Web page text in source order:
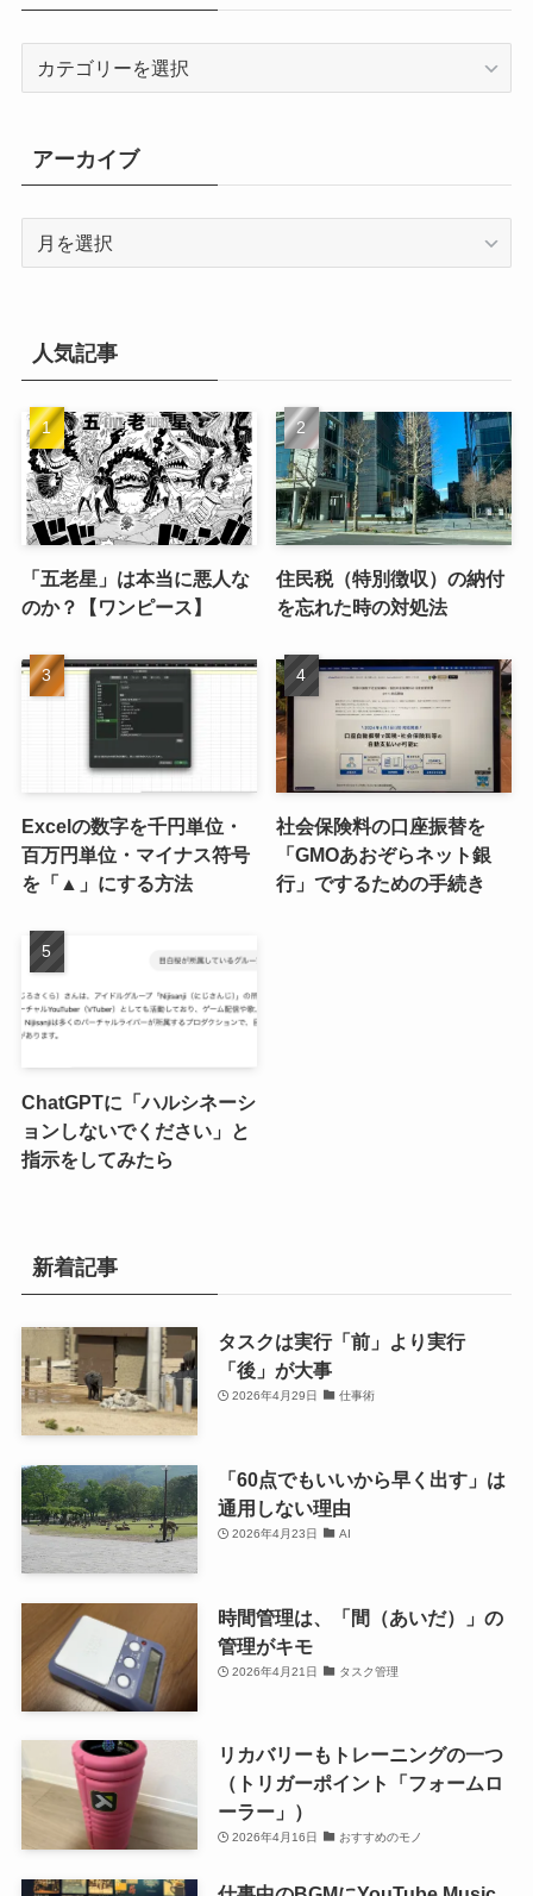
ー
アーカイブ
人気記事
「五老星」は本当に悪人な
のか？【ワンピース】
住民税（特別徴収）の納付
を忘れた時の対処法
Excelの数字を千円単位・
百万円単位・マイナス符号
を「▲」にする方法
社会保険料の口座振替を
「GMOあおぞらネット銀
行」でするための手続き
ChatGPTに「ハルシネーシ
ョンしないでください」と
指示をしてみたら
新着記事
タスクは実行「前」より実行
「後」が大事
2026年4月29日 仕事術
「60点でもいいから早く出す」は
通用しない理由
2026年4月23日 AI
時間管理は、「間（あいだ）」の
管理がキモ
2026年4月21日 タスク管理
リカバリーもトレーニングの一つ
（トリガーポイント「フォームロ
ーラー」）
2026年4月16日 おすすめのモノ